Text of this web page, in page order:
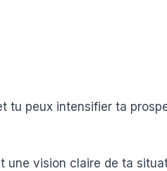
tu peux intensifier ta
une vision claire de ta